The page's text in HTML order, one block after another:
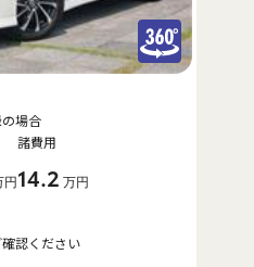
円
諸費用
14.2 万円
場合
認ください